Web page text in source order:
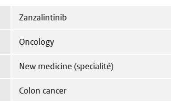
Zanzalintinib
Oncology
New medicine (specialité)
Colon cancer